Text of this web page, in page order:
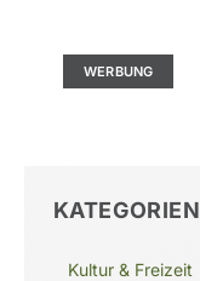
WERBUNG
KATEGORIEN
Kultur & Freizeit